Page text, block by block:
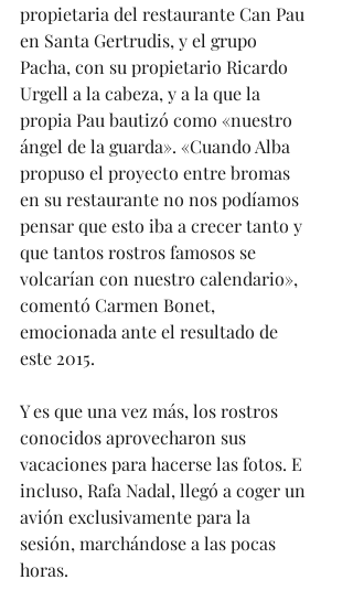
propietaria del restaurante Can Pau
en Santa Gertrudis, y el grupo
Pacha, con su propietario Ricardo
Urgell a la cabeza, y a la que la
propia Pau bautizó como «nuestro
ángel de la guarda». «Cuando Alba
propuso el proyecto entre bromas
en su restaurante no nos podíamos
pensar que esto iba a crecer tanto y
que tantos rostros famosos se
volcarían con nuestro calendario»,
comentó Carmen Bonet,
emocionada ante el resultado de
este 2015.
Y es que una vez más, los rostros
conocidos aprovecharon sus
vacaciones para hacerse las fotos. E
incluso, Rafa Nadal, llegó a coger un
avión exclusivamente para la
sesión, marchándose a las pocas
horas.